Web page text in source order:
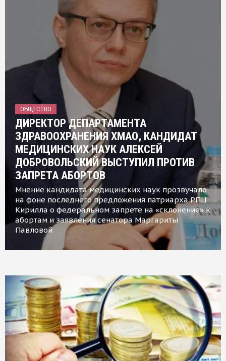
ОБЩЕСТВО
ДИРЕКТОР ДЕПАРТАМЕНТА
ЗДРАВООХРАНЕНИЯ ХМАО, КАНДИДАТ
МЕДИЦИНСКИХ НАУК АЛЕКСЕЙ
ДОБРОВОЛЬСКИЙ ВЫСТУПИЛ ПРОТИВ
ЗАПРЕТА АБОРТОВ
Мнение кандидата медицинских наук прозвучало
на фоне последнего предложения патриарха РПЦ
Кирилла о федеральном запрете на «склонение» к
абортам и заявления сенатора Маргариты
Павловой